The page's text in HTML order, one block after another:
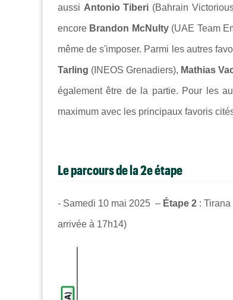
aussi Antonio Tiberi (Bahrain
encore Brandon McNulty(UAE Team
même de s'imposer. Parmi les autres
Tarling (INEOS Grenadiers), Mathias
également être de la partie. Pour les
maximum avec les principaux favoris
Le parcours de la 2e étape
- Samedi 10 mai 2025 – Étape 2 :
arrivée à 17h14)